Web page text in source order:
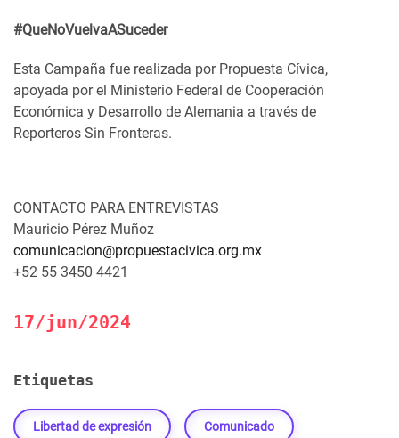
#QueNoVuelvaASuceder
Esta Campaña fue realizada por Propuesta Cívica,
apoyada por el Ministerio Federal de Cooperación
Económica y Desarrollo de Alemania a través de
Reporteros Sin Fronteras.
CONTACTO PARA ENTREVISTAS
Mauricio Pérez Muñoz
comunicacion@propuestacivica.org.mx
+52 55 3450 4421
17/jun/2024
Etiquetas
Libertad de expresión Comunicado